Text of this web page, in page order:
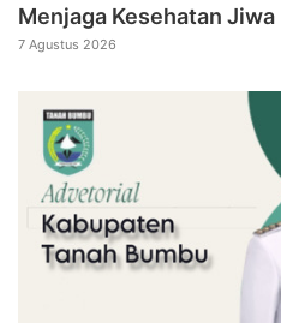
Menjaga Kesehatan Jiwa
7 Agustus 2026